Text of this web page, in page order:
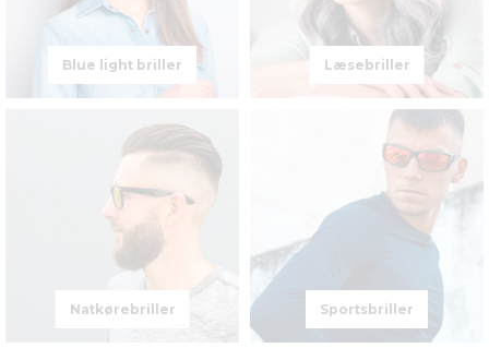
Blue light briller Læsebriller
Natkørebriller Sportsbriller